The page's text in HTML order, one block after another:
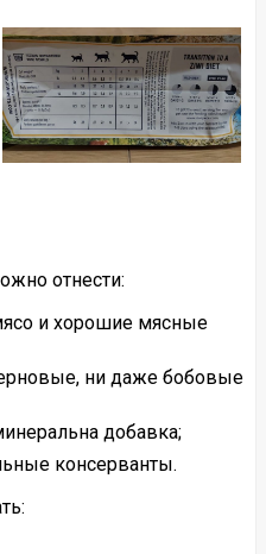
отнести:
и хорошие мясные
ни даже бобовые
добавка;
консерванты.